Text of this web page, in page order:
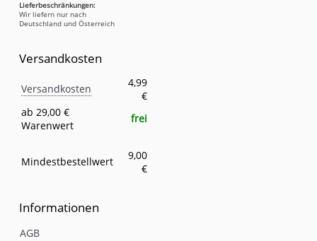
Lieferbeschränkungen:
Wir liefern nur nach
Deutschland und Österreich
Versandkosten
Eigenschaft
Versandkosten
4,99
€
ab 29,00 €
Warenwert
frei
Mindestbestellwert
9,00
€
Informationen
AGB